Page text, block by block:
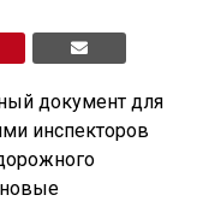
документ для
инспекторов